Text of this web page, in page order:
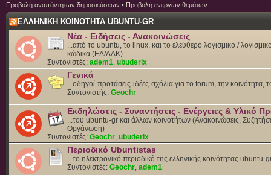
Προβολή αναπάντητων δημοσιεύσεων • Προβολή ενεργών θεμάτων
ΕΛΛΗΝΙΚΗ ΚΟΙΝΟΤΗΤΑ UBUNTU-GR
Νέα - Ειδήσεις - Ανακοινώσεις
...από το ubuntu, το linux, και το ελεύθερο λογισμικό /
κώδικα (ΕΛ/ΛΑΚ)
Συντονιστές: adem1 ubuderix
Γενικά
...οδηγοί-προτάσεις-ιδέες-σχόλια για το forum, την κοινότητα,
Συντονιστής: Geochr
Εκδηλώσεις - Συναντήσεις - Ενέργειες & Υλικό
...του ubuntu-gr και άλλων κοινοτήτων (Ανακοινώσεις,
Οργάνωση)
Συντονιστές: Geochr ubuderix
Περιοδικό Ubuntistas
...το ηλεκτρονικό περιοδικό της ελληνικής κοινότητας ubuntu-
Συντονιστές: Geochr adem1